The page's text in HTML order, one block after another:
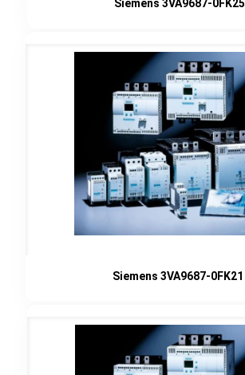
Siemens 3VA9687-0FK25
Siemens 3VA9687-0FK21